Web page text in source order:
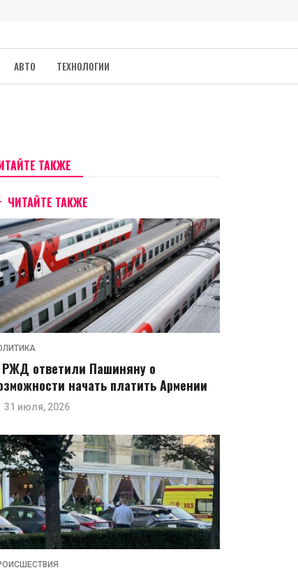
АВТО ТЕХНОЛОГИИ
ТАКЖЕ
ЧИТАЙТЕ ТАКЖЕ
ответили Пашиняну о
начать платить Армении
31 июля, 2026